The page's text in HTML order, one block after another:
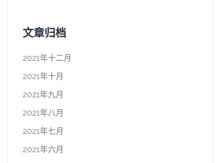
文章归档
2021年十二月
2021年十月
2021年九月
2021年八月
2021年七月
2021年六月